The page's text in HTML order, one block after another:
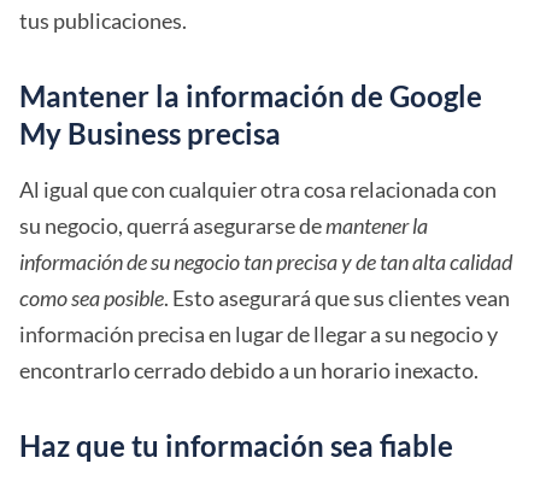
tus publicaciones.
Mantener la información de Google
My Business precisa
Al igual que con cualquier otra cosa relacionada con
su negocio, querrá asegurarse demantener la
información de su negocio tan precisa y de tan alta calidad
como sea posible. Esto asegurará que sus clientes vean
información precisa en lugar de llegar a su negocio y
encontrarlo cerrado debido a un horario inexacto.
Haz que tu información sea fiable